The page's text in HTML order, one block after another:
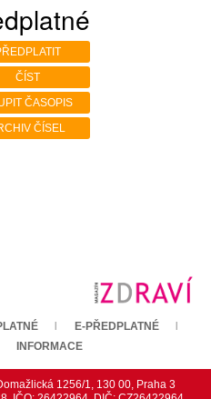
ČÍST
ČASOPIS
ČÍSEL
E-PŘEDPLATNÉ
INFORMACE
1256/1, 130 00, Praha 3